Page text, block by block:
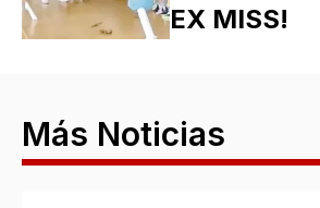
EX MISS!
Más Noticias